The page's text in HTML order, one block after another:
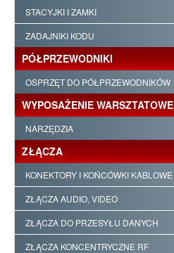
STACYJKI I ZAMKI
ZADAJNIKI KODU
PÓŁPRZEWODNIKI
OSPRZĘT DO PÓŁPRZEWODNIKÓW
WYPOSAŻENIE WARSZTATOWE
NARZĘDZIA
ZŁĄCZA
KONEKTORY I KOŃCÓWKI KABLOWE
ZŁĄCZA AUDIO, VIDEO
ZŁĄCZA DO PRZESYŁU DANYCH
ZŁĄCZA KONCENTRYCZNE RF